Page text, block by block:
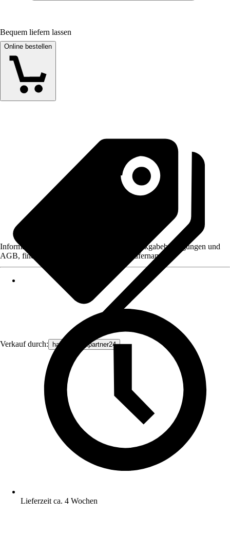
Bequem liefern lassen
Online bestellen
Verkauf durch: haustechnikpartner24
Informationen des Verkäufers, wie z. B. Rückgabebedingungen und
AGB, finden Sie bei Klick auf den Verkäufernamen.
Lieferzeit ca. 4 Wochen